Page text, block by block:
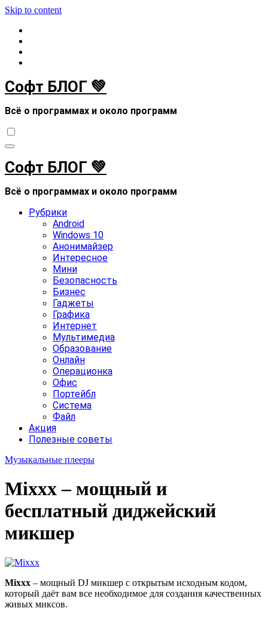
Skip to content
Софт БЛОГ 💚
Всё о программах и около программ
Софт БЛОГ 💚
Всё о программах и около программ
Рубрики
Android
Windows 10
Анонимайзер
Интересное
Мини
Безопасность
Бизнес
Гаджеты
Графика
Интернет
Мультимедиа
Образование
Онлайн
Операционка
Офис
Портейбл
Система
Файл
Акция
Полезные советы
Музыкальные плееры
Mixxx – мощный и
бесплатный диджейский
микшер
Mixxx – мощный DJ микшер с открытым исходным кодом,
который даёт вам все необходимое для создания качественных
живых миксов.